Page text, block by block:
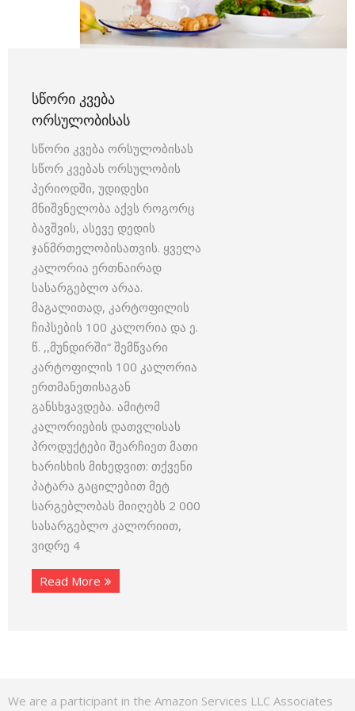
ᲡᲬᲝᲠᲘ ᲙᲕᲔᲑᲐ
ᲝᲠᲡᲣᲚᲝᲑᲘᲡᲐᲡ
სწორი კვება ორსულობისას
სწორ კვებას ორსულობის
პერიოდში, უდიდესი
მნიშვნელობა აქვს როგორც
ბავშვის, ასევე დედის
ჯანმრთელობისათვის. ყველა
კალორია ერთნაირად
სასარგებლო არაა.
მაგალითად, კარტოფილის
ჩიპსების 100 კალორია და ე.
წ. ,,მუნდირში“ შემწვარი
კარტოფილის 100 კალორია
ერთმანეთისაგან
განსხვავდება. ამიტომ
კალორიების დათვლისას
პროდუქტები შეარჩიეთ მათი
ხარისხის მიხედვით: თქვენი
პატარა გაცილებით მეტ
სარგებლობას მიიღებს 2 000
სასარგებლო კალორიით,
ვიდრე 4
Read More
We are a participant in the Amazon Services LLC Associates